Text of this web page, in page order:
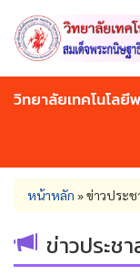
main
content
วิทยาลัยเทคโนโลยี
You
are
here
หน้าหลัก »ข่าวประ
ข่าวประช